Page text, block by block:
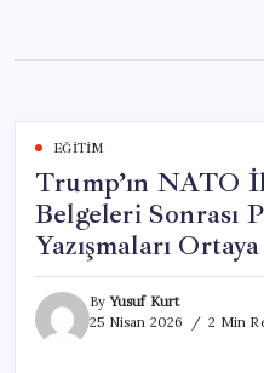
content
EĞITIM
Trump’ın NATO
Belgeleri Sonrası
Yazışmaları
ByYusuf Kurt
25 Nisan 2026
2 Min